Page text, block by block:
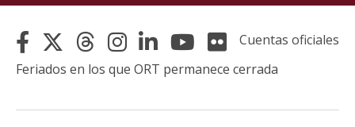
Cuentas oficiales
Feriados en los que ORT permanece cerrada